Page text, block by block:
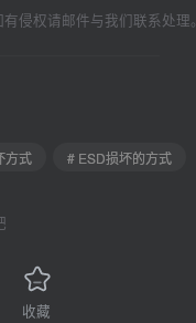
侵权请邮件与我们联系处理。
方式 # ESD损坏的方式
收藏